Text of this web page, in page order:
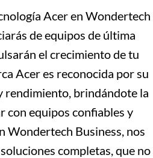
Acer en Wondertech
de equipos de última
el crecimiento de tu
Acer es reconocida por su
rendimiento, brindándote la
con equipos confiables y
Wondertech Business, nos
completas, que no